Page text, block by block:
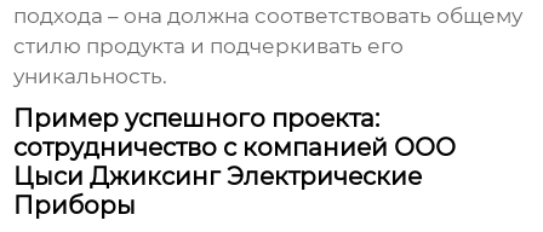
подхода – она должна соответствовать общему
стилю продукта и подчеркивать его
уникальность.
Пример успешного проекта:
сотрудничество с компанией ООО
Цыси Джиксинг Электрические
Приборы